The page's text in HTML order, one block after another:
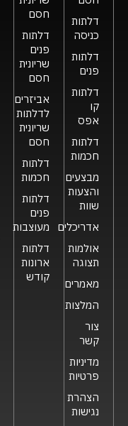
דלתות
כניסה
דלתות
פנים
דלתות
קו
אפס
דלתות
חכמות
מבצעים
והצעות
שוות
אדריכלים
אולמות
תצוגה
מאמרים
המלצות
צור
קשר
מדיניות
פרטיות
הצהרת
נגישות
חסם
דלתות
פנים
שריונית
חסם
אביזרים
לדלתות
שריונית
חסם
דלתות
חכמות
דלתות
פנים
מעוצבות
דלתות
ארונות
קודש